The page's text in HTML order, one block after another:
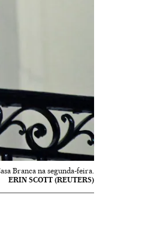
Branca na segunda-feira.
ERIN SCOTT (REUTERS)